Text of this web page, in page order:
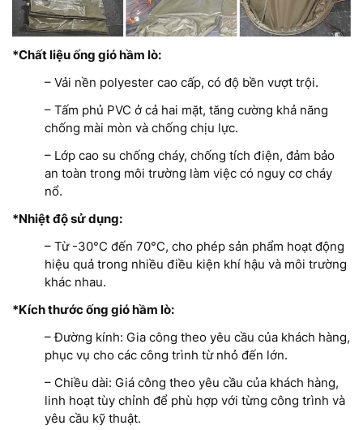
*Chất liệu ống gió hầm lò:
– Vải nền polyester cao cấp, có độ bền vượt trội.
– Tấm phủ PVC ở cả hai mặt, tăng cường khả năng
chống mài mòn và chống chịu lực.
– Lớp cao su chống cháy, chống tích điện, đảm bảo
an toàn trong môi trường làm việc có nguy cơ cháy
nổ.
*Nhiệt độ sử dụng:
– Từ -30°C đến 70°C, cho phép sản phẩm hoạt động
hiệu quả trong nhiều điều kiện khí hậu và môi trường
khác nhau.
*Kích thước ống gió hầm lò:
– Đường kính: Gia công theo yêu cầu của khách hàng,
phục vụ cho các công trình từ nhỏ đến lớn.
– Chiều dài: Giá công theo yêu cầu của khách hàng,
linh hoạt tùy chỉnh để phù hợp với từng công trình và
yêu cầu kỹ thuật.